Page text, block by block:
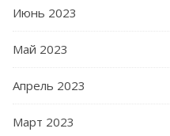
Июнь 2023
Май 2023
Апрель 2023
Март 2023